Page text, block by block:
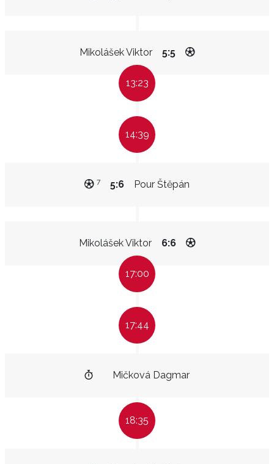
Mikolášek Viktor 5:5
13:23
14:39
Pour Štěpán
5:6
7
Mikolášek Viktor 6:6
17:00
17:44
Mičková Dagmar
18:35